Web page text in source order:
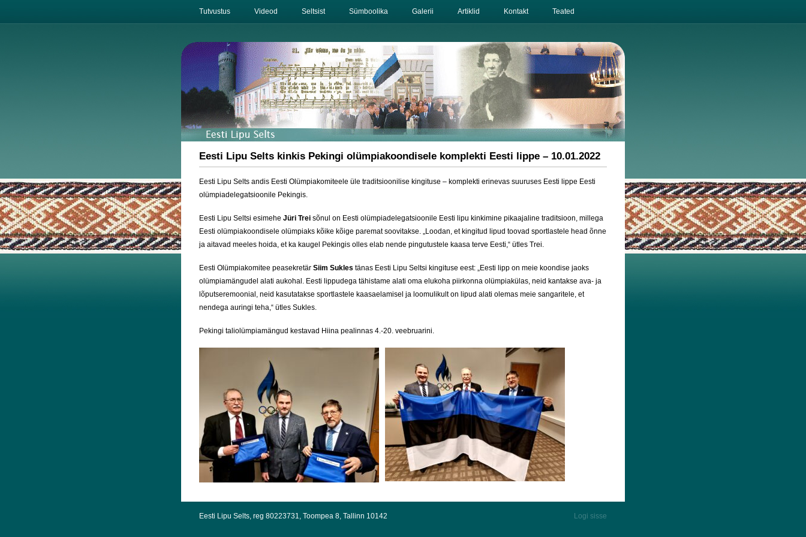
Tutvustus Videod Seltsist Sümboolika Galerii Artiklid Kontakt Teated
Eesti Lipu Selts kinkis Pekingi olümpiakoondisele komplekti Eesti lippe – 10.01.2022
Eesti Lipu Selts andis Eesti Olümpiakomiteele üle traditsioonilise kingituse – komplekti erinevas suuruses Eesti lippe Eesti
olümpiadelegatsioonile Pekingis.
Eesti Lipu Seltsi esimehe Jüri Trei sõnul on Eesti olümpiadelegatsioonile Eesti lipu kinkimine pikaajaline traditsioon, millega
Eesti olümpiakoondisele olümpiaks kõike kõige paremat soovitakse. „Loodan, et kingitud lipud toovad sportlastele head õnne
ja aitavad meeles hoida, et ka kaugel Pekingis olles elab nende pingutustele kaasa terve Eesti,“ ütles Trei.
Eesti Olümpiakomitee peasekretär Siim Sukles tänas Eesti Lipu Seltsi kingituse eest: „Eesti lipp on meie koondise jaoks
olümpiamängudel alati aukohal. Eesti lippudega tähistame alati oma elukoha piirkonna olümpiakülas, neid kantakse ava- ja
lõputseremoonial, neid kasutatakse sportlastele kaasaelamisel ja loomulikult on lipud alati olemas meie sangaritele, et
nendega auringi teha,“ ütles Sukles.
Pekingi taliolümpiamängud kestavad Hiina pealinnas 4.-20. veebruarini.
Eesti Lipu Selts, reg 80223731, Toompea 8, Tallinn 10142 Logi sisse